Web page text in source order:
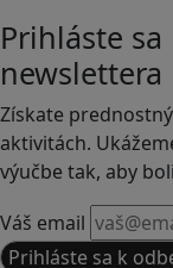
Prihláste
newslettera
Získate
aktivitách.
výučbe tak, aby
Váš email
Prihláste sa k